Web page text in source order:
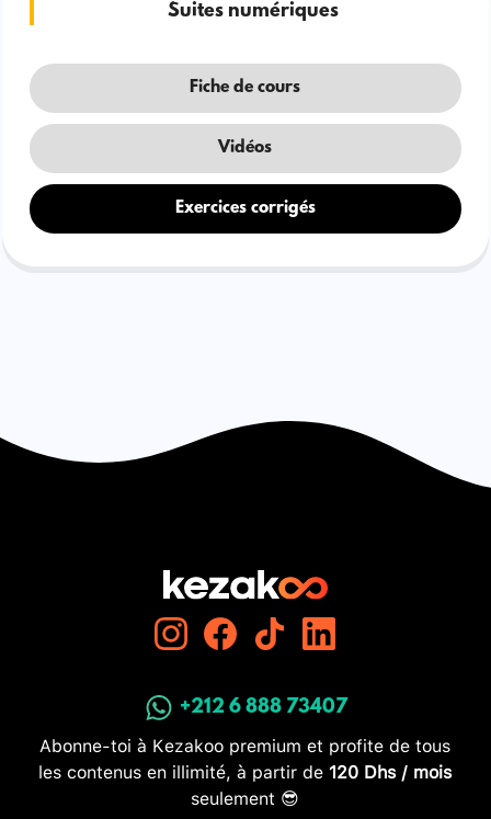
Suites numériques
Fiche de cours
Vidéos
Exercices corrigés
+212 6 888 73407
Abonne-toi à Kezakoo premium et profite de tous
les contenus en illimité, à partir de 120 Dhs / mois
seulement 😎